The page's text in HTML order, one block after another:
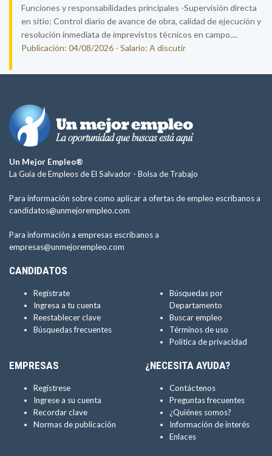
Funciones y responsabilidades principales -Supervisión directa
en sitio: Control diario de avance de obra, calidad de ejecución y
resolución inmediata de imprevistos técnicos en campo....
Publicación: 04/08/2026 - Salario: A discutir
Un Mejor Empleo®
La Guía de Empleos de El Salvador - Bolsa de Trabajo
Para información sobre como aplicar a ofertas de empleo escríbanos a
candidatos@unmejorempleo.com
Para información a empresas escríbanos a
empresas@unmejorempleo.com
CANDIDATOS
Regístrate
Ingresa a tu cuenta
Reestablecer clave
Búsquedas frecuentes
Búsquedas por
Departamento
Buscar empleo
Términos de uso
Política de privacidad
EMPRESAS
Regístrese
Ingrese a su cuenta
Recordar clave
Normas de publicación
¿NECESITA AYUDA?
Contáctenos
Preguntas frecuentes
¿Quiénes somos?
Información de interés
Enlaces